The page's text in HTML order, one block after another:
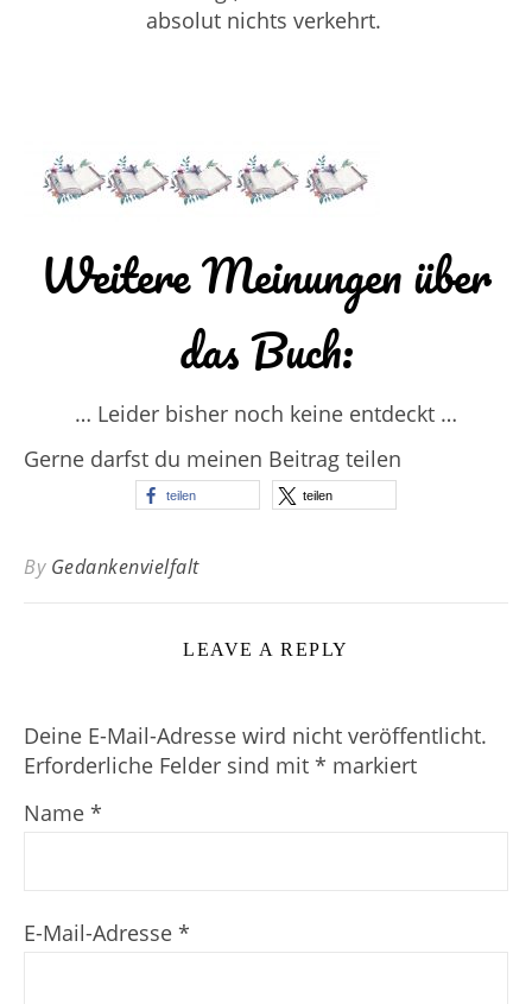
absolut nichts verkehrt.
Weitere Meinungen über
das Buch:
… Leider bisher noch keine entdeckt …
Gerne darfst du meinen Beitrag teilen
teilen teilen
By Gedankenvielfalt
LEAVE A REPLY
Deine E-Mail-Adresse wird nicht veröffentlicht.
Erforderliche Felder sind mit * markiert
Name *
E-Mail-Adresse *